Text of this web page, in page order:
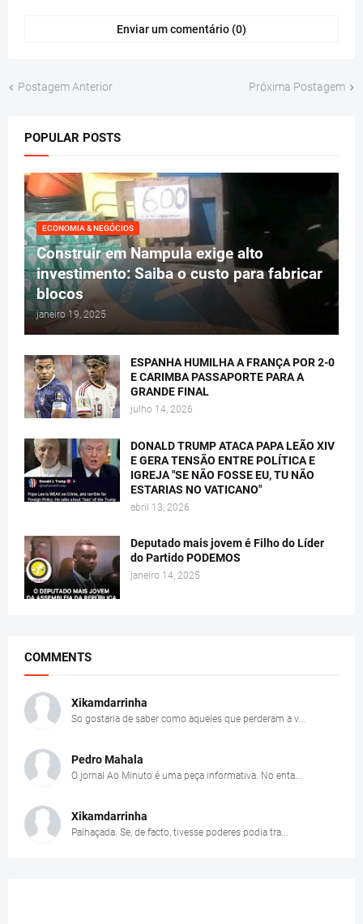
Enviar um comentário (0)
Postagem Anterior Próxima Postagem
POPULAR POSTS
ECONOMIA & NEGÓCIOS
Construir em Nampula exige alto
investimento: Saiba o custo para fabricar
blocos
janeiro 19, 2025
ESPANHA HUMILHA A FRANÇA POR 2-0
E CARIMBA PASSAPORTE PARA A
GRANDE FINAL
julho 14, 2026
DONALD TRUMP ATACA PAPA LEÃO XIV
E GERA TENSÃO ENTRE POLÍTICA E
IGREJA "SE NÃO FOSSE EU, TU NÃO
ESTARIAS NO VATICANO"
abril 13, 2026
Deputado mais jovem é Filho do Líder
do Partido PODEMOS
janeiro 14, 2025
COMMENTS
Xikamdarrinha
So gostaria de saber como aqueles que perderam a v...
Pedro Mahala
O jornal Ao Minuto é uma peça informativa. No enta...
Xikamdarrinha
Palhaçada. Se, de facto, tivesse poderes podia tra...